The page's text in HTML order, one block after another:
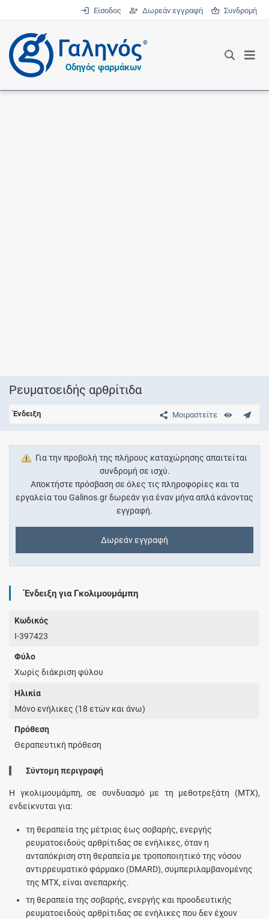
Είσοδος Δωρεάν εγγραφή Συνδρομή
®
Οδηγός φαρμάκων
Ρευματοειδής αρθρίτιδα
Μοιραστείτε
Ένδειξη
Για την προβολή της πλήρους καταχώρησης απαιτείται
συνδρομή σε ισχύ.
Αποκτήστε πρόσβαση σε όλες τις πληροφορίες και τα
εργαλεία του Galinos.gr δωρεάν για έναν μήνα απλά κάνοντας
εγγραφή.
Δωρεάν εγγραφή
Ένδειξη για Γκολιμουμάμπη
Κωδικός
I-397423
Φύλο
Χωρίς διάκριση φύλου
Ηλικία
Μόνο ενήλικες (18 ετών και άνω)
Πρόθεση
Θεραπευτική πρόθεση
Σύντομη περιγραφή
Η γκολιμουμάμπη, σε συνδυασμό με τη μεθοτρεξάτη (MTX),
ενδείκνυται για:
τη θεραπεία της μέτριας έως σοβαρής, ενεργής
ρευματοειδούς αρθρίτιδας σε ενήλικες, όταν η
ανταπόκριση στη θεραπεία με τροποποιητικό της νόσου
αντιρρευματικό φάρμακο (DMARD), συμπεριλαμβανομένης
της MTX, είναι ανεπαρκής.
τη θεραπεία της σοβαρής, ενεργής και προοδευτικής
ρευματοειδούς αρθρίτιδας σε ενήλικες που δεν έχουν